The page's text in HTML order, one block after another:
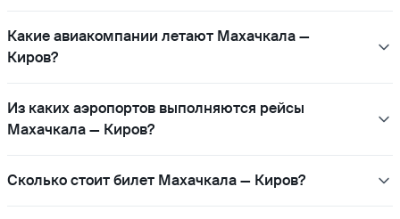
Какие авиакомпании летают Махачкала —
Киров?
Из каких аэропортов выполняются рейсы
Махачкала — Киров?
Сколько стоит билет Махачкала — Киров?